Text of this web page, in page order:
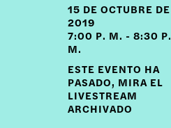
15 DE OCTUBRE DE
2019
7:00 P. M. - 8:30 P.
M.
ESTE EVENTO HA
PASADO, MIRA EL
LIVESTREAM
ARCHIVADO